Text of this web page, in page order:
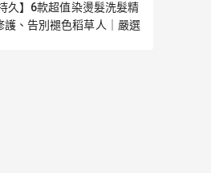
久】6款超值染燙髮洗髮精
護、告別褪色稻草人｜嚴選